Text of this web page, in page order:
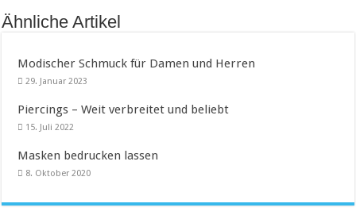
Ähnliche Artikel
Modischer Schmuck für Damen und Herren
29. Januar 2023
Piercings – Weit verbreitet und beliebt
15. Juli 2022
Masken bedrucken lassen
8. Oktober 2020